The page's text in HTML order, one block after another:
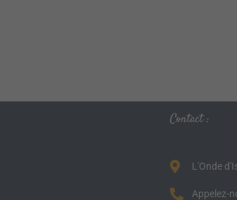
Contact :
L'Onde
Appelez-